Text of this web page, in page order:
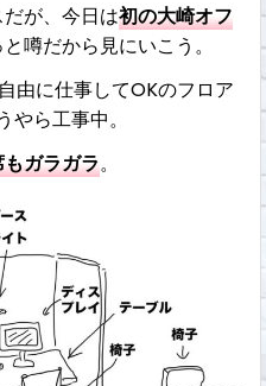
が、今日は初の大崎オフ
噂だから見にいこう。
由に仕事してOKのフロア
やら工事中。
ガラガラ。